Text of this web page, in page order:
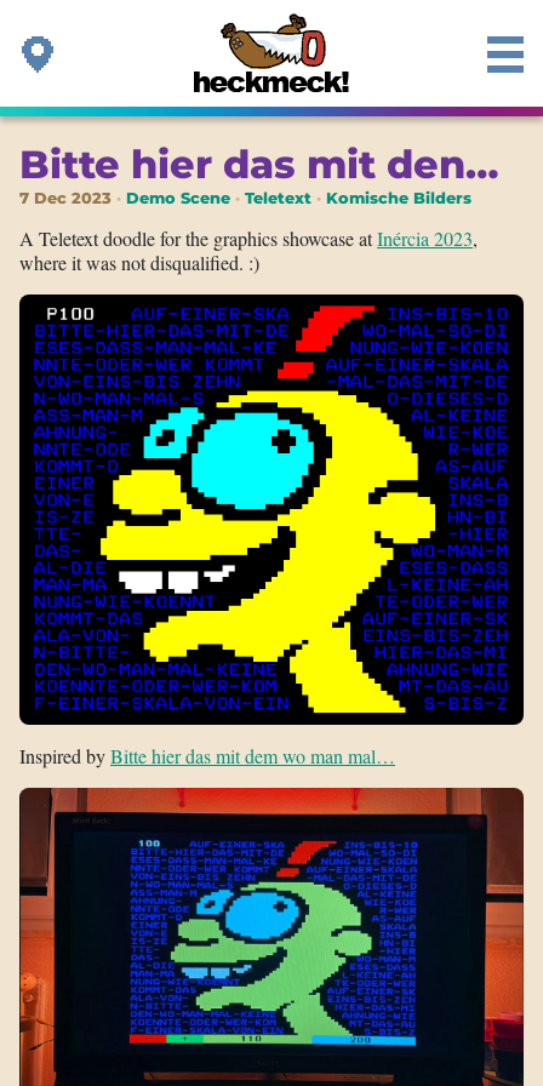
Bitte hier das mit den…
7 Dec 2023 Demo Scene Teletext Komische Bilders
A Teletext doodle for the graphics showcase atInércia 2023,
where it was not disqualified. :)
Inspired byBitte hier das mit dem wo man mal…